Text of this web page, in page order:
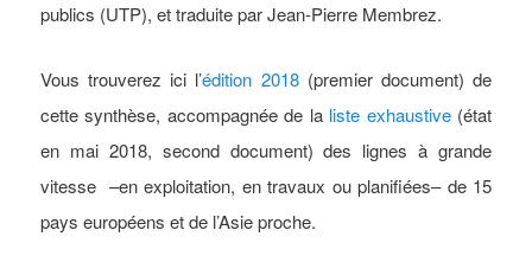
publics (UTP), et traduite par Jean-Pierre Membrez.
Vous trouverez ici l’édition 2018(premier document) de
cette synthèse, accompagnée de la liste exhaustive(état
en mai 2018, second document) des lignes à grande
vitesse –en exploitation, en travaux ou planifiées– de 15
pays européens et de l’Asie proche.